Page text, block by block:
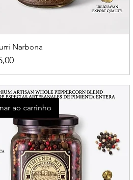
Narbona
ao carrinho